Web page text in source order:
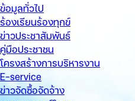
ข้อมูลทั่วไป
ร้องเรียนร้องทุกข์
ข่าวประชาสัมพันธ์
คู่มือประชาชน
โครงสร้างการบริหารงาน
E-service
ข่าวจัดซื้อจัดจ้าง